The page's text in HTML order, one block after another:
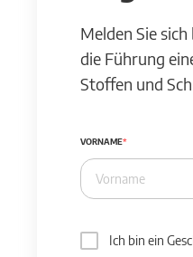
Melden Sie
die Führung
Stoffen und
VORNAME
Ich bin ein